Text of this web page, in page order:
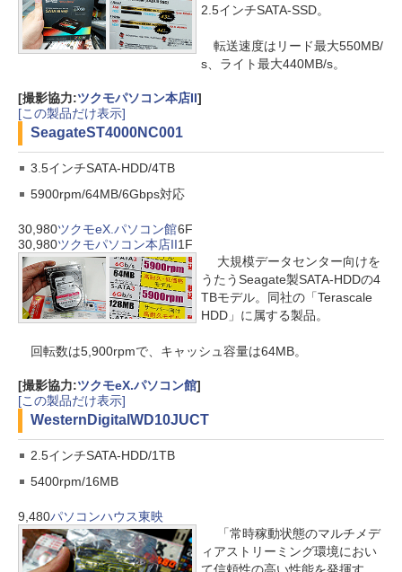
2.5インチSATA-SSD。
転送速度はリード最大550MB/
s、ライト最大440MB/s。
[撮影協力:ツクモパソコン本店II]
[この製品だけ表示]
SeagateST4000NC001
3.5インチSATA-HDD/4TB
5900rpm/64MB/6Gbps対応
30,980ツクモeX.パソコン館6F
30,980ツクモパソコン本店II1F
大規模データセンター向けを
うたうSeagate製SATA-HDDの4
TBモデル。同社の「Terascale
HDD」に属する製品。
回転数は5,900rpmで、キャッシュ容量は64MB。
[撮影協力:ツクモeX.パソコン館]
[この製品だけ表示]
WesternDigital WD10JUCT
2.5インチSATA-HDD/1TB
5400rpm/16MB
9,480パソコンハウス東映
「常時稼動状態のマルチメデ
ィアストリーミング環境におい